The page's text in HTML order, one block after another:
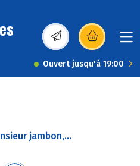
(s’ouvre dans une
Ouvert jusqu'à 19:00
jambon,...